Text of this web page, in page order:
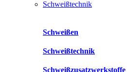
Schweißtechnik
Schweißen
Schweißtechnik
Schweißzusatzwerkstoffe